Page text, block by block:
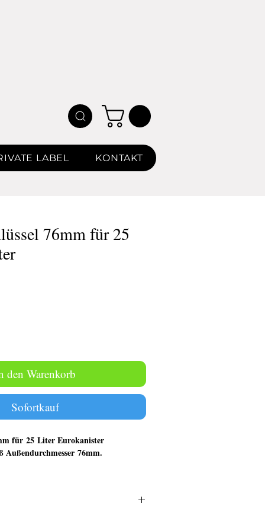
LABEL KONTAKT
76mm für 25
den Warenkorb
Sofortkauf
für 25 Liter Eurokanister
Außendurchmesser 76mm.